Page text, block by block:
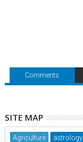
Comments
SITE MAP
Agriculture astrology